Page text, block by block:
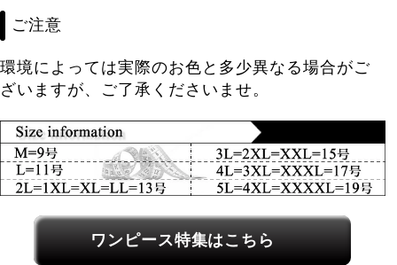
ご注意
環境によっては実際のお色と多少異なる場合がご
ざいますが、ご了承くださいませ。
関連カテゴリーへのリンク
ワンピース特集はこちら